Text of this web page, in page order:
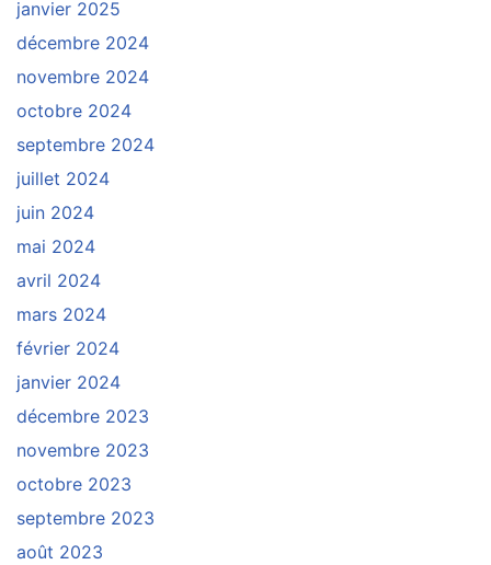
janvier 2025
décembre 2024
novembre 2024
octobre 2024
septembre 2024
juillet 2024
juin 2024
mai 2024
avril 2024
mars 2024
février 2024
janvier 2024
décembre 2023
novembre 2023
octobre 2023
septembre 2023
août 2023